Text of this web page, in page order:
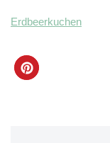
Erdbeerkuchen